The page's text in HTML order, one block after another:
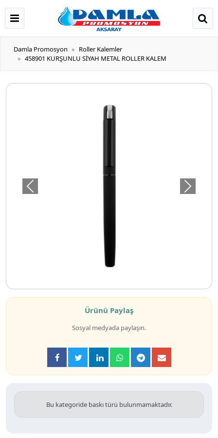
Damla Promosyon
Roller Kalemler
458901 KURŞUNLU SİYAH METAL ROLLER KALEM
Önceki Sonraki
Ürünü Paylaş
Sosyal medyada paylaşın.
Bu kategoride baskı türü bulunmamaktadır.